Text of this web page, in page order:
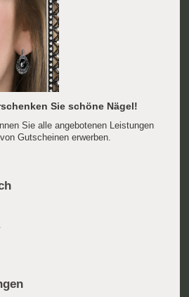
Sie schöne Nägel!
Sie alle angebotenen Leistungen
Gutscheinen erwerben.